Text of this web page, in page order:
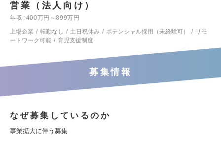
営業（法人向け）
年収
400万円～899万円
上場企業
転勤なし 土日祝休み ポテンシャル採用（未経験可）
リモ
ートワーク可能
育児支援制度
募集情報
なぜ募集しているのか
事業拡大に伴う募集